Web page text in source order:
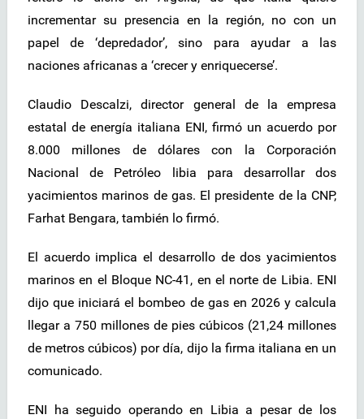
incrementar su presencia en la región, no con un
papel de ‘depredador’, sino para ayudar a las
naciones africanas a ‘crecer y enriquecerse’.
Claudio Descalzi, director general de la empresa
estatal de energía italiana ENI, firmó un acuerdo por
8.000 millones de dólares con la Corporación
Nacional de Petróleo libia para desarrollar dos
yacimientos marinos de gas. El presidente de la CNP,
Farhat Bengara, también lo firmó.
El acuerdo implica el desarrollo de dos yacimientos
marinos en el Bloque NC-41, en el norte de Libia. ENI
dijo que iniciará el bombeo de gas en 2026 y calcula
llegar a 750 millones de pies cúbicos (21,24 millones
de metros cúbicos) por día, dijo la firma italiana en un
comunicado.
ENI ha seguido operando en Libia a pesar de los